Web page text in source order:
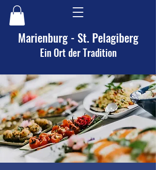
Marienburg - St. Pelagiberg
Ein Ort der Tradition